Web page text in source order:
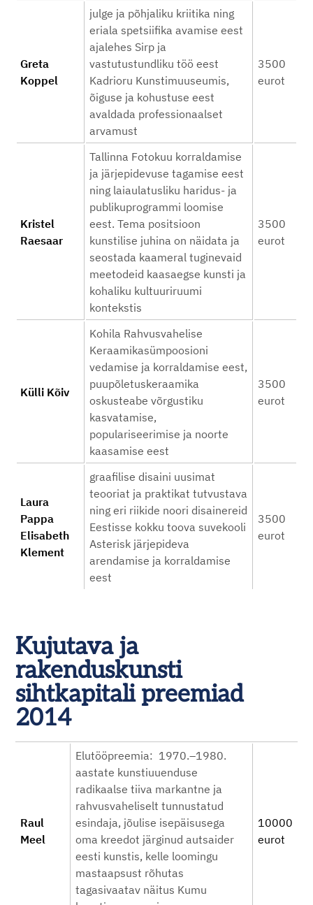
Greta
Koppel
julge ja põhjaliku kriitika ning
eriala spetsiifika avamise eest
ajalehes Sirp ja
vastutustundliku töö eest
Kadrioru Kunstimuuseumis,
õiguse ja kohustuse eest
avaldada professionaalset
arvamust
3500
eurot
Kristel
Raesaar
Tallinna Fotokuu korraldamise
ja järjepidevuse tagamise eest
ning laiaulatusliku haridus- ja
publikuprogrammi loomise
eest. Tema positsioon
kunstilise juhina on näidata ja
seostada kaameral tuginevaid
meetodeid kaasaegse kunsti ja
kohaliku kultuuriruumi
kontekstis
3500
eurot
Külli Kõiv
Kohila Rahvusvahelise
Keraamikasümpoosioni
vedamise ja korraldamise eest,
puupõletuskeraamika
oskusteabe võrgustiku
kasvatamise,
populariseerimise ja noorte
kaasamise eest
3500
eurot
Laura
Pappa
Elisabeth
Klement
graafilise disaini uusimat
teooriat ja praktikat tutvustava
ning eri riikide noori disainereid
Eestisse kokku toova suvekooli
Asterisk järjepideva
arendamise ja korraldamise
eest
3500
eurot
Kujutava ja
rakenduskunsti
sihtkapitali preemiad
2014
Raul
Meel
Elutööpreemia: 1970.–1980.
aastate kunstiuuenduse
radikaalse tiiva markantne ja
rahvusvaheliselt tunnustatud
esindaja, jõulise isepäisusega
oma kreedot järginud autsaider
eesti kunstis, kelle loomingu
mastaapsust rõhutas
tagasivaatav näitus Kumu
10000
eurot